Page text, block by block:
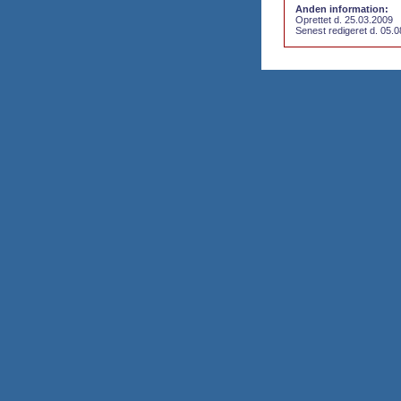
Anden information:
Oprettet d. 25.03.2009
Senest redigeret d.